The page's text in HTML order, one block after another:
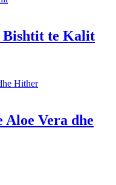
Bishtit te Kalit
Aloe Vera dhe